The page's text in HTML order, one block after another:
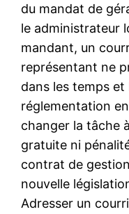
du mandat de
le administrateur
mandant, un
représentant ne
dans les temps et
réglementation
changer la tâche
gratuite ni
contrat de
nouvelle
Adresser un